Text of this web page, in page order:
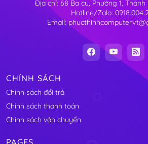
Địa chỉ: 68 Ba cu, Phường 1,
Hotline/Zalo:
Email:
CHÍNH SÁCH
Chính sách đổi trả
Chính sách thanh toán
Chính sách vận chuyển